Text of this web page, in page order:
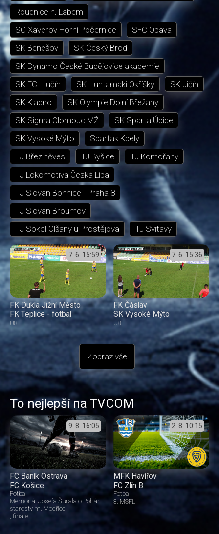
Roudnice n. Labem
SC Xaverov Horní Počernice
SFC Opava
SK Benešov
SK Český Brod
SK Dynamo České Budějovice akademie
SK FC Hlučín
SK Huhtamaki Okříšky
SK Jičín
SK Kladno
SK Olympie Dolní Břežany
SK Sigma Olomouc MŽ
SK Sparta Úpice
SK Vysoké Mýto
Spartak Kbely
TJ Březiněves
TJ Byšice
TJ Komořany
TJ Lokomotiva Česká Lípa
TJ Slovan Bohnice - Praha 8
TJ Slovan Broumov
TJ Sokol Olšany u Prostějova
TJ Svitavy
7. 6. 15:59
FK Dukla Jižní Město
FK Teplice - fotbal
U8
7. 6. 15:36
FK Čáslav
SK Vysoké Mýto
U8
Zobraz vše
To nejlepší na TVCOM
9. 8. 16:05
FC Baník Ostrava
FC Košice
Fotbal
Memoriál Josefa Šurala o Pohár
starosty m. Modřice
finále
2. 8. 10:15
MFK Havířov
FC Zlín B
Fotbal
3. MSFL